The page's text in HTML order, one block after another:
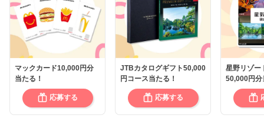
マックカード10,000円分
当たる！
応募する
JTBカタログギフト50,000
円コース当たる！
応募する
星野リゾー
50,000円分